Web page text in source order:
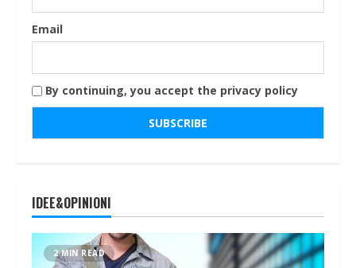
Email
By continuing, you accept the privacy policy
IDEE&OPINIONI
2 MIN READ